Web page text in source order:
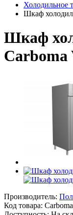
Холодильное
Шкаф
Шкаф
Carboma
Производитель:
Код товара: